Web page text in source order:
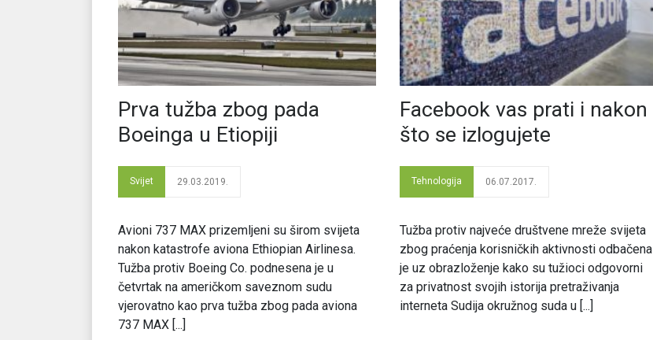
Prva tužba zbog pada
Boeinga u Etiopiji
Svijet 29.03.2019.
Avioni 737 MAX prizemljeni su širom svijeta
nakon katastrofe aviona Ethiopian Airlinesa.
Tužba protiv Boeing Co. podnesena je u
četvrtak na američkom saveznom sudu
vjerovatno kao prva tužba zbog pada aviona
737 MAX [...]
Facebook vas prati i nakon
što se izlogujete
Tehnologija 06.07.2017.
Tužba protiv najveće društvene mreže svijeta
zbog praćenja korisničkih aktivnosti odbačena
je uz obrazloženje kako su tužioci odgovorni
za privatnost svojih istorija pretraživanja
interneta Sudija okružnog suda u [...]